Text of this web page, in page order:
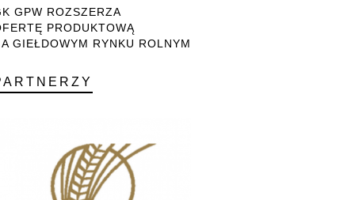
GPW ROZSZERZA
PRODUKTOWĄ
GIEŁDOWYM RYNKU ROLNYM